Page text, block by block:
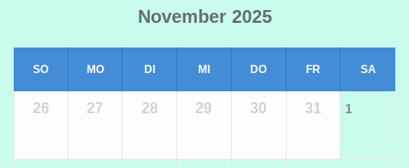
November 2025
SO MO DI MI DO FR SA
26 27 28 29 30 31 1